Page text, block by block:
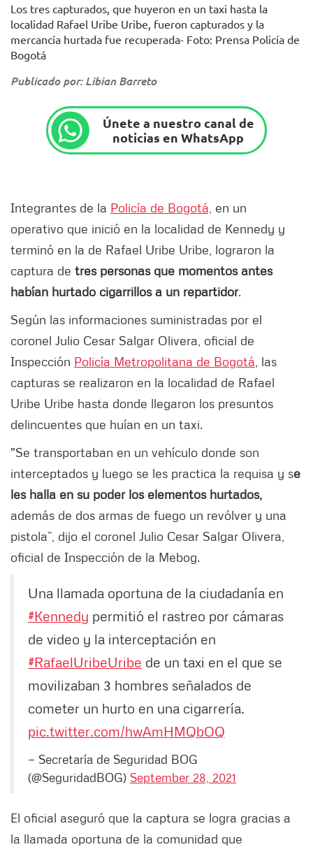
Los tres capturados, que huyeron en un taxi hasta la
localidad Rafael Uribe Uribe, fueron capturados y la
mercancía hurtada fue recuperada- Foto: Prensa Policía de
Bogotá
Publicado por: Libian Barreto
Únete a nuestro canal de
noticias en WhatsApp
Integrantes de la Policía de Bogotá, en un
operativo que inició en la localidad de Kennedy y
terminó en la de Rafael Uribe Uribe, lograron la
captura de tres personas que momentos antes
habían hurtado cigarrillos a un repartidor.
Según las informaciones suministradas por el
coronel Julio Cesar Salgar Olivera, oficial de
Inspección Policía Metropolitana de Bogotá , las
capturas se realizaron en la localidad de Rafael
Uribe Uribe hasta donde llegaron los presuntos
delincuentes que huían en un taxi.
"Se transportaban en un vehículo donde son
interceptados y luego se les practica la requisa y se
les halla en su poder los elementos hurtados,
además de dos armas de fuego un revólver y una
pistola”, dijo el coronel Julio Cesar Salgar Olivera,
oficial de Inspección de la Mebog.
Una llamada oportuna de la ciudadanía en
#Kennedy permitió el rastreo por cámaras
de video y la interceptación en
#RafaelUribeUribe de un taxi en el que se
movilizaban 3 hombres señalados de
cometer un hurto en una cigarrería.
pic.twitter.com/hwAmHMQbOQ
— Secretaría de Seguridad BOG
(@SeguridadBOG) September 28, 2021
El oficial aseguró que la captura se logra gracias a
la llamada oportuna de la comunidad que